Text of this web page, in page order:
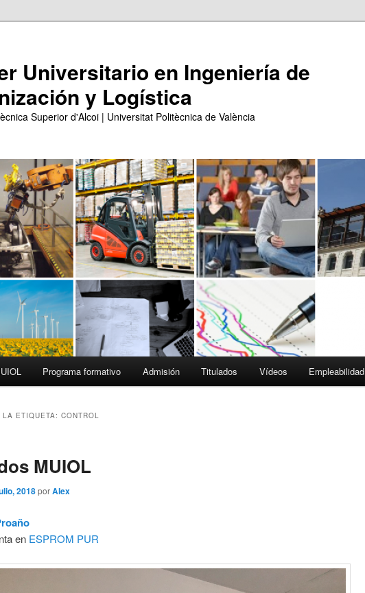
Universitario en Ingeniería de
y Logística
Superior d'Alcoi | Universitat Politècnica de València
Programa formativo Admisión Titulados Vídeos Empleabilidad
ETIQUETA: CONTROL
MUIOL
2018porAlex
en ESPROM PUR